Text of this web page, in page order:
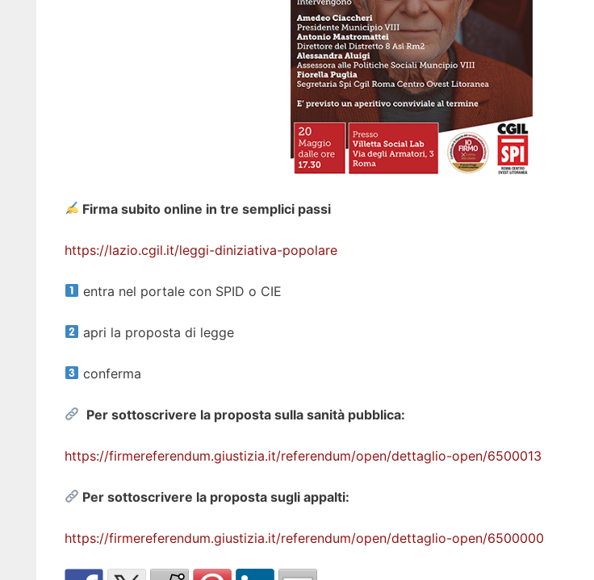
Firma subito online in tre semplici passi
https://lazio.cgil.it/leggi-diniziativa-popolare
entra nel portale con SPID o CIE
apri la proposta di legge
conferma
Per sottoscrivere la proposta sulla sanità pubblica:
https://firmereferendum.giustizia.it/referendum/open/dettaglio-open/6500013
Per sottoscrivere la proposta sugli appalti:
https://firmereferendum.giustizia.it/referendum/open/dettaglio-open/6500000